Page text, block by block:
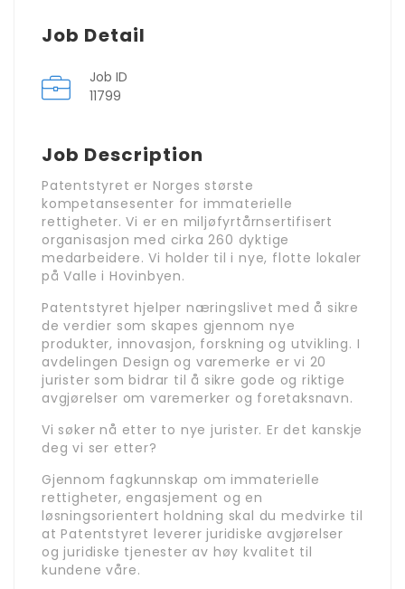
Job Detail
Job ID
11799
Job Description
Patentstyret er Norges største
kompetansesenter for immaterielle
rettigheter. Vi er en miljøfyrtårnsertifisert
organisasjon med cirka 260 dyktige
medarbeidere. Vi holder til i nye, flotte lokaler
på Valle i Hovinbyen.
Patentstyret hjelper næringslivet med å sikre
de verdier som skapes gjennom nye
produkter, innovasjon, forskning og utvikling. I
avdelingen Design og varemerke er vi 20
jurister som bidrar til å sikre gode og riktige
avgjørelser om varemerker og foretaksnavn.
Vi søker nå etter to nye jurister. Er det kanskje
deg vi ser etter?
Gjennom fagkunnskap om immaterielle
rettigheter, engasjement og en
løsningsorientert holdning skal du medvirke til
at Patentstyret leverer juridiske avgjørelser
og juridiske tjenester av høy kvalitet til
kundene våre.